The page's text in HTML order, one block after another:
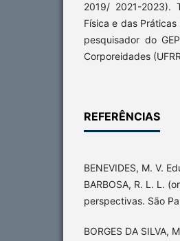
2019/ 2021-2023).
Física e das
pesquisador do
Corporeidades
REFERÊNCIAS
BENEVIDES, M. V.
BARBOSA, R. L. L.
perspectivas. São
BORGES DA SILVA,